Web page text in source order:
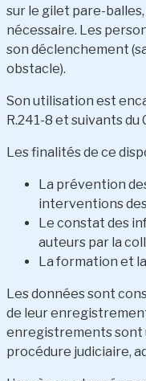
sur le gilet pare-
nécessaire. Les
son déclenchement
obstacle).
Son utilisation est
R.241-8 et suivants
Les finalités de ce
La prévention
interventions
Le constat des
auteurs par la
La formation et
Les données sont
de leur
enregistrements sont
procédure judiciaire,